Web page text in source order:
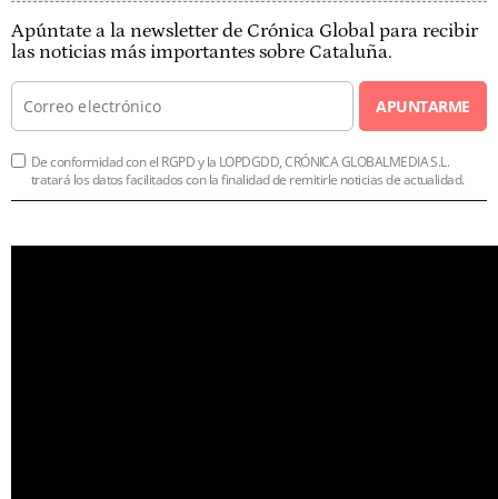
Apúntate a la newsletter de Crónica Global para recibir
las noticias más importantes sobre Cataluña.
APUNTARME
De conformidad con el RGPD y la LOPDGDD, CRÓNICA GLOBALMEDIA S.L.
tratará los datos facilitados con la finalidad de remitirle noticias de actualidad.